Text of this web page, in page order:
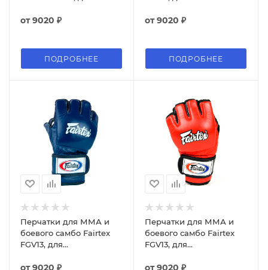
от9020 ₽
ПОДРОБНЕЕ
от9020 ₽
ПОДРОБНЕЕ
Перчатки для ММА и
боевого самбо Fairtex
FGV13, для
от9020 ₽
Перчатки для ММА и
боевого самбо Fairtex
FGV13, для
от9020 ₽